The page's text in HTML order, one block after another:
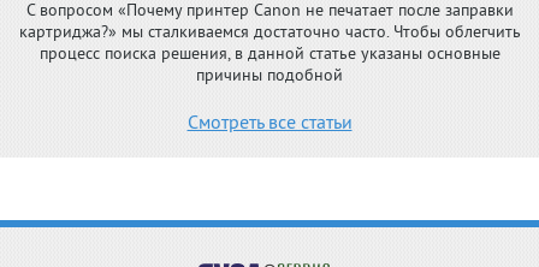
С вопросом «Почему принтер Canon не печатает после заправки
картриджа?» мы сталкиваемся достаточно часто. Чтобы облегчить
процесс поиска решения, в данной статье указаны основные
причины подобной
Смотреть все статьи